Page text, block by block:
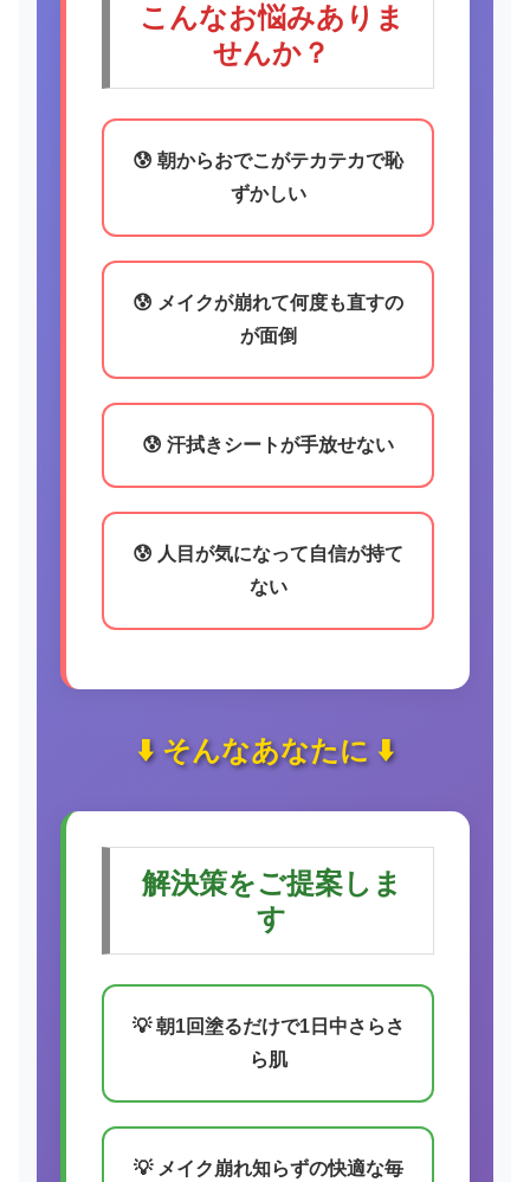
こんなお悩みありま
せんか？
😰 朝からおでこがテカテカで恥
ずかしい
😰 メイクが崩れて何度も直すの
が面倒
😰 汗拭きシートが手放せない
😰 人目が気になって自信が持て
ない
⬇️ そんなあなたに ⬇️
解決策をご提案しま
す
💡 朝1回塗るだけで1日中さらさ
ら肌
💡 メイク崩れ知らずの快適な毎